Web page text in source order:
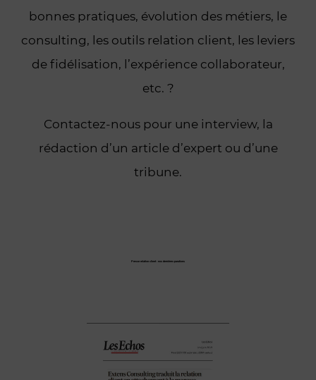
bonnes pratiques, évolution des métiers, le
consulting, les outils relation client, les leviers
de fidélisation, l’expérience collaborateur,
etc. ?
Contactez-nous pour une interview, la
rédaction d’un article d’expert ou d’une
tribune.
Presse relation client : nos dernières parutions